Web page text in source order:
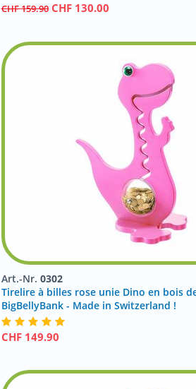
CHF159.90 CHF 130.00
Art.-Nr. 0302
Tirelire à billes rose unie Dino en bois
BigBellyBank - Made in Switzerland !
CHF 149.90